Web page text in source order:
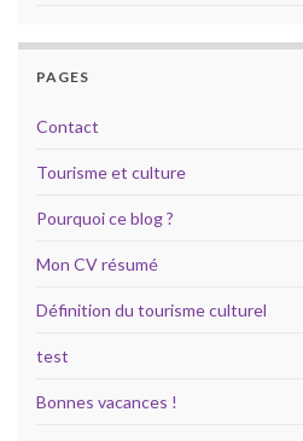
PAGES
Contact
Tourisme et culture
Pourquoi ce blog ?
Mon CV résumé
Définition du tourisme culturel
test
Bonnes vacances !